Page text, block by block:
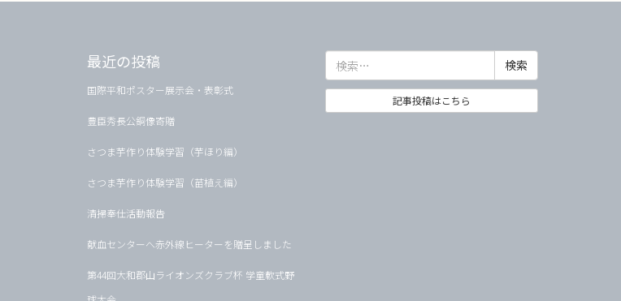
最近の投稿
国際平和ポスター展示会・表彰式
豊臣秀長公銅像寄贈
さつま芋作り体験学習（芋ほり編）
さつま芋作り体験学習（苗植え編）
清掃奉仕活動報告
献血センターへ赤外線ヒーターを贈呈しました
第44回大和郡山ライオンズクラブ杯 学童軟式野
索:
記事投稿はこちら